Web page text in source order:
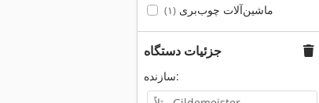
ماشین‌آلات چوب‌بری(۱)
جزئیات دستگاه
سازنده: